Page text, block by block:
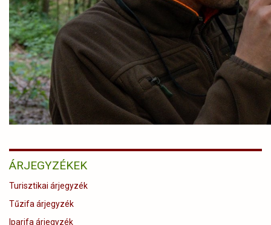
ÁRJEGYZÉKEK
Turisztikai árjegyzék
Tűzifa árjegyzék
Iparifa árjegyzék